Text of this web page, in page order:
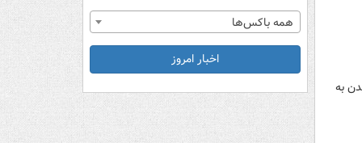
به
همه باکس‌ها
اخبار امروز